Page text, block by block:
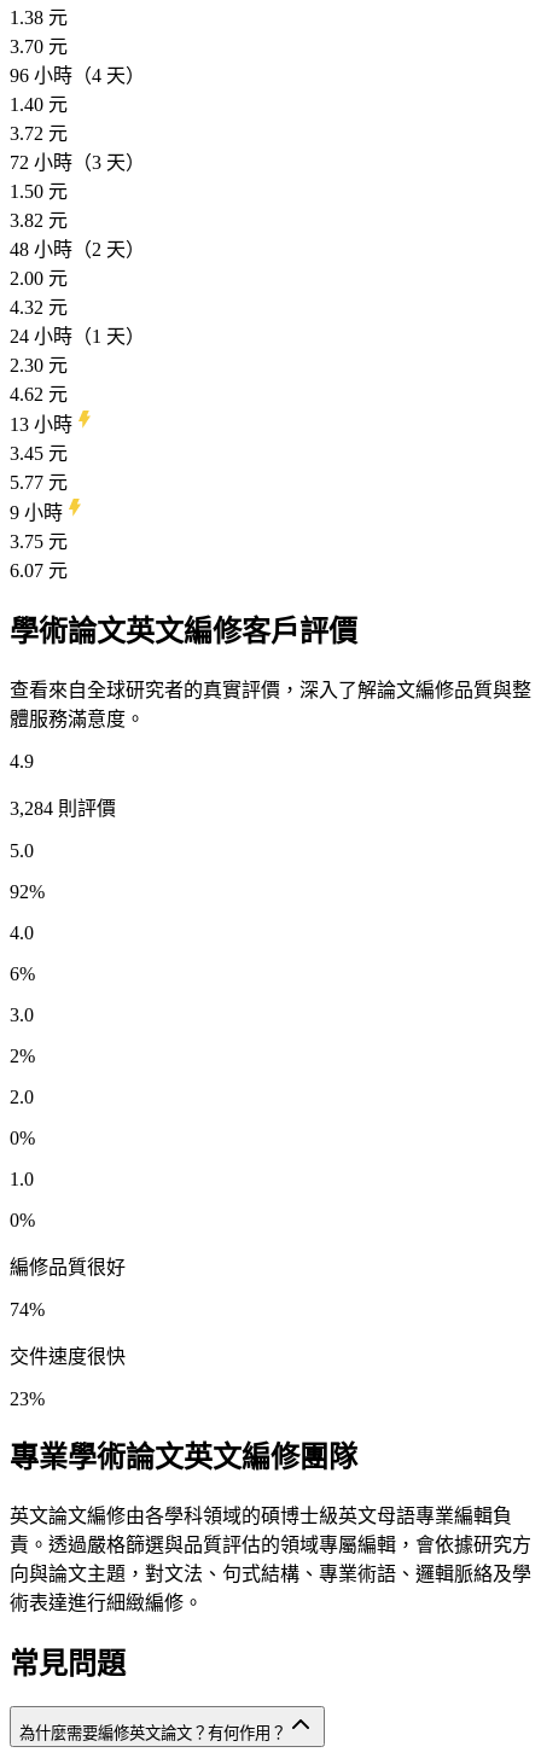
1.38 元
3.70 元
96 小時（4 天）
1.40 元
3.72 元
72 小時（3 天）
1.50 元
3.82 元
48 小時（2 天）
2.00 元
4.32 元
24 小時（1 天）
2.30 元
4.62 元
13 小時
3.45 元
5.77 元
9 小時
3.75 元
6.07 元
學術論文英文編修客戶評價
查看來自全球研究者的真實評價，深入了解論文編修品質與整
體服務滿意度。
4.9
3,284 則評價
5.0
92%
4.0
6%
3.0
2%
2.0
0%
1.0
0%
編修品質很好
74%
交件速度很快
23%
專業學術論文英文編修團隊
英文論文編修由各學科領域的碩博士級英文母語專業編輯負
責。透過嚴格篩選與品質評估的領域專屬編輯，會依據研究方
向與論文主題，對文法、句式結構、專業術語、邏輯脈絡及學
術表達進行細緻編修。
常見問題
為什麼需要編修英文論文？有何作用？